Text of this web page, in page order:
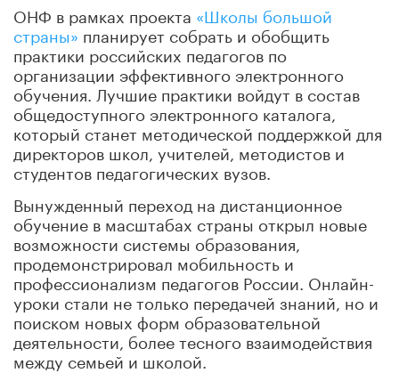
ОНФ в рамках проекта «Школы большой
страны» планирует собрать и обобщить
практики российских педагогов по
организации эффективного электронного
обучения. Лучшие практики войдут в состав
общедоступного электронного каталога,
который станет методической поддержкой для
директоров школ, учителей, методистов и
студентов педагогических вузов.
Вынужденный переход на дистанционное
обучение в масштабах страны открыл новые
возможности системы образования,
продемонстрировал мобильность и
профессионализм педагогов России. Онлайн-
уроки стали не только передачей знаний, но и
поиском новых форм образовательной
деятельности, более тесного взаимодействия
между семьей и школой.